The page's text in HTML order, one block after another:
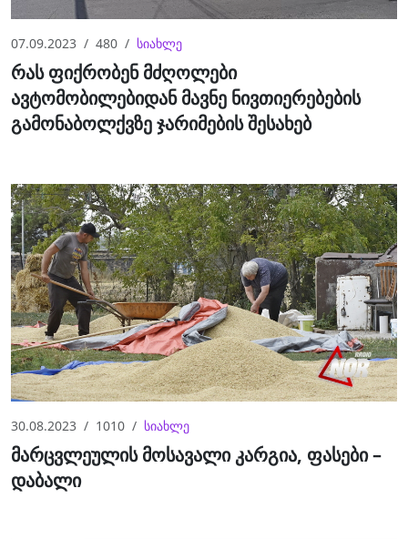
07.09.2023 480 სიახლე
რას ფიქრობენ მძღოლები
ავტომობილებიდან მავნე ნივთიერებების
გამონაბოლქვზე ჯარიმების შესახებ
30.08.2023 1010 სიახლე
მარცვლეულის მოსავალი კარგია, ფასები –
დაბალი